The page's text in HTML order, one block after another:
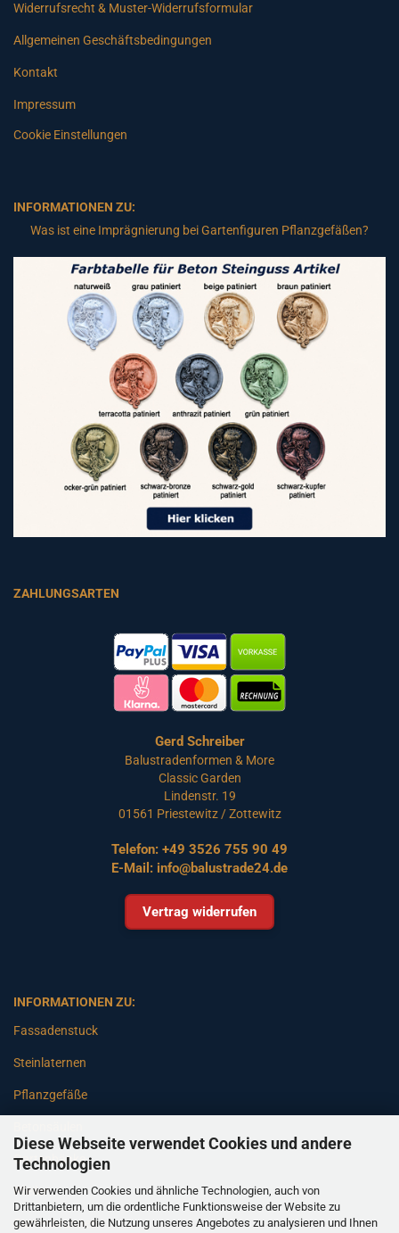
Diese Webseite verwendet Cookies und andere
Technologien
Wir verwenden Cookies und ähnliche Technologien, auch von
Drittanbietern, um die ordentliche Funktionsweise der Website zu
gewährleisten, die Nutzung unseres Angebotes zu analysieren und Ihnen
Widerrufsrecht & Muster-Widerrufsformular
Allgemeinen Geschäftsbedingungen
Kontakt
Impressum
Cookie Einstellungen
INFORMATIONEN ZU:
Was ist eine Imprägnierung bei Gartenfiguren Pflanzgefäßen?
ZAHLUNGSARTEN
Gerd Schreiber
Balustradenformen & More
Classic Garden
Lindenstr. 19
01561 Priestewitz / Zottewitz
Telefon: +49 3526 755 90 49
E-Mail: info@balustrade24.de
Vertrag widerrufen
INFORMATIONEN ZU:
Fassadenstuck
Steinlaternen
Pflanzgefäße
Gartenbänke
Pfeiler
Gartenbrunnen